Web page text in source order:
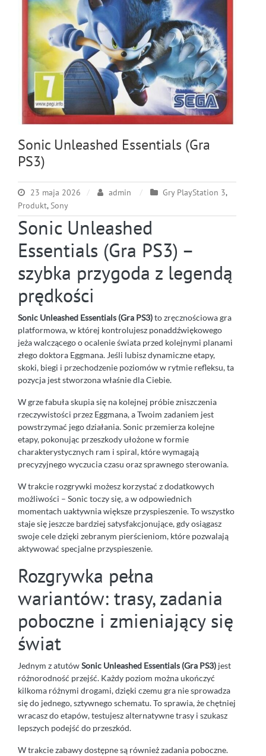
Sonic Unleashed Essentials (Gra
PS3)
23 maja 2026 admin Gry PlayStation 3,
Produkt, Sony
Sonic Unleashed
Essentials (Gra PS3) –
szybka przygoda z legendą
prędkości
Sonic Unleashed Essentials (Gra PS3)to zręcznościowa gra
platformowa, w której kontrolujesz ponaddźwiękowego
jeża walczącego o ocalenie świata przed kolejnymi planami
złego doktora Eggmana. Jeśli lubisz dynamiczne etapy,
skoki, biegi i przechodzenie poziomów w rytmie refleksu, ta
pozycja jest stworzona właśnie dla Ciebie.
W grze fabuła skupia się na kolejnej próbie zniszczenia
rzeczywistości przez Eggmana, a Twoim zadaniem jest
powstrzymać jego działania. Sonic przemierza kolejne
etapy, pokonując przeszkody ułożone w formie
charakterystycznych ram i spiral, które wymagają
precyzyjnego wyczucia czasu oraz sprawnego sterowania.
W trakcie rozgrywki możesz korzystać z dodatkowych
możliwości – Sonic toczy się, a w odpowiednich
momentach uaktywnia większe przyspieszenie. To wszystko
staje się jeszcze bardziej satysfakcjonujące, gdy osiągasz
swoje cele dzięki zebranym pierścieniom, które pozwalają
aktywować specjalne przyspieszenie.
Rozgrywka pełna
wariantów: trasy, zadania
poboczne i zmieniający się
świat
Jednym z atutówSonic Unleashed Essentials (Gra PS3) jest
różnorodność przejść. Każdy poziom można ukończyć
kilkoma różnymi drogami, dzięki czemu gra nie sprowadza
się do jednego, sztywnego schematu. To sprawia, że chętniej
wracasz do etapów, testujesz alternatywne trasy i szukasz
lepszych podejść do przeszkód.
W trakcie zabawy dostępne są również zadania poboczne.